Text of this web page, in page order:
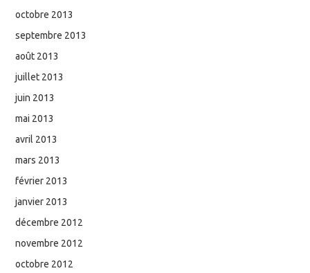
octobre 2013
septembre 2013
août 2013
juillet 2013
juin 2013
mai 2013
avril 2013
mars 2013
février 2013
janvier 2013
décembre 2012
novembre 2012
octobre 2012